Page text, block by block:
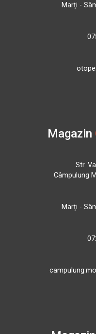
Marți -
Magazin
Str.
Câmpulung
Marți -